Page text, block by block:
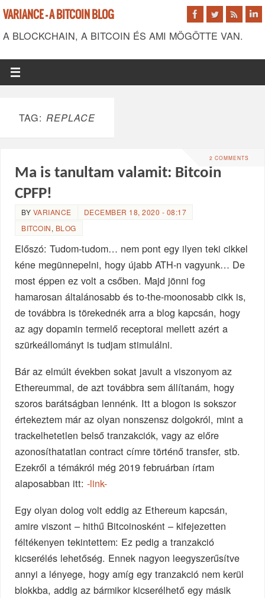
VARIANCE - A BITCOIN BLOG
A BLOCKCHAIN, A BITCOIN ÉS AMI MÖGÖTTE VAN.
TAG: REPLACE
2 COMMENTS
Ma is tanultam valamit: Bitcoin
CPFP!
BY VARIANCE
DECEMBER 18, 2020 - 08:17
BITCOIN, BLOG
Előszó: Tudom-tudom… nem pont egy ilyen teki cikkel
kéne megünnepelni, hogy újabb ATH-n vagyunk… De
most éppen ez volt a csőben. Majd jönni fog
hamarosan általánosabb és to-the-moonosabb cikk is,
de továbbra is törekednék arra a blog kapcsán, hogy
az agy dopamin termelő receptorai mellett azért a
szürkeállományt is tudjam stimulálni.
Bár az elmúlt években sokat javult a viszonyom az
Ethereummal, de azt továbbra sem állítanám, hogy
szoros barátságban lennénk. Itt a blogon is sokszor
értekeztem már az olyan nonszensz dolgokról, mint a
trackelhetetlen belső tranzakciók, vagy az előre
azonosíthatatlan contract címre történő transfer, stb.
Ezekről a témákról még 2019 februárban írtam
alaposabban itt:-link-
Egy olyan dolog volt eddig az Ethereum kapcsán,
amire viszont – hithű Bitcoinosként – kifejezetten
féltékenyen tekintettem: Ez pedig a tranzakció
kicserélés lehetőség. Ennek nagyon leegyszerűsítve
annyi a lényege, hogy amíg egy tranzakció nem kerül
blokkba, addig az bármikor kicserélhető egy másik